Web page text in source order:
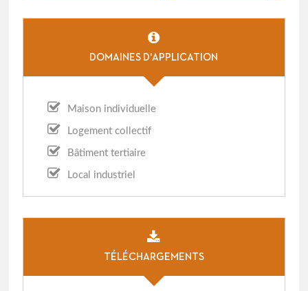
DOMAINES D'APPLICATION
Maison individuelle
Logement collectif
Bâtiment tertiaire
Local industriel
TÉLÉCHARGEMENTS